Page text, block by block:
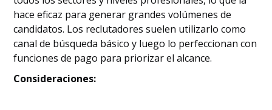
hace eficaz para generar grandes volúmenes de
candidatos. Los reclutadores suelen utilizarlo como
canal de búsqueda básico y luego lo perfeccionan con
funciones de pago para priorizar el alcance.
Consideraciones: